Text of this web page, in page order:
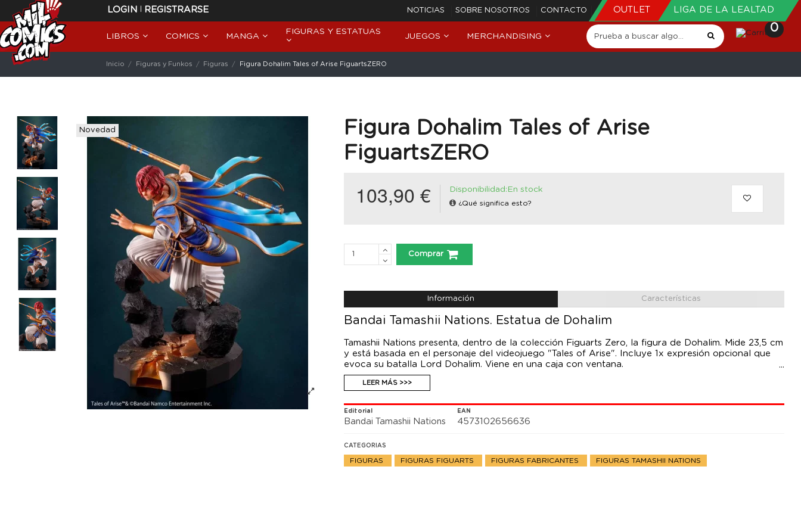
LOGIN | REGISTRARSE NOTICIAS SOBRE NOSOTROS CONTACTO OUTLET LIGA DE LA LEALTAD
LIBROS COMICS MANGA
FIGURAS Y ESTATUAS
JUEGOS MERCHANDISING
0
Inicio Figuras y Funkos Figuras Figura Dohalim Tales of Arise FiguartsZERO
Novedad
Figura Dohalim Tales of Arise
FiguartsZERO
103,90 € Disponibilidad:En stock
¿Qué significa esto?
Comprar
Información Características
Bandai Tamashii Nations. Estatua de Dohalim
Tamashii Nations presenta, dentro de la colección Figuarts Zero, la figura de Dohalim. Mide 23,5 cm
y está basada en el personaje del videojuego "Tales of Arise". Incluye 1x expresión opcional que
evoca su batalla Lord Dohalim. Viene en una caja con ventana.
LEER MÁS >>>
Editorial
Bandai Tamashii Nations
EAN
4573102656636
CATEGORIAS
FIGURAS FIGURAS FIGUARTS FIGURAS FABRICANTES FIGURAS TAMASHII NATIONS